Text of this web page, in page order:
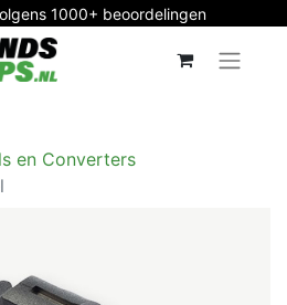
1000+ beoordelingen
en Converters